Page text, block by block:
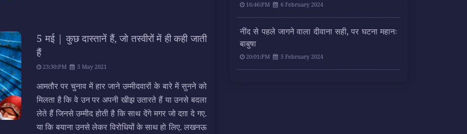
5 मई | कुछ दास्तानें हैं, जो तस्वीरों में ही कही जाती
हैं
23:30:PM 5 May 2021
आमतौर पर चुनाव में हार जाने उम्मीदवारों के बारे में सुनने को
मिलता है कि वे उन पर अपनी खीझ उतारते हैं या उनसे बदला
लेते हैं जिनसे उम्मीद होती है कि साथ देंगे मगर जो दग़ा दे गए.
या कि बयाना उनसे लेकर विरोधियों के साथ हो लिए. लखनऊ
16:46:PM 6 February 2024
नींद से पहले जागने वाला दीवाना सही, पर घटना महानः
बाबुषा
20:01:PM 5 February 2024